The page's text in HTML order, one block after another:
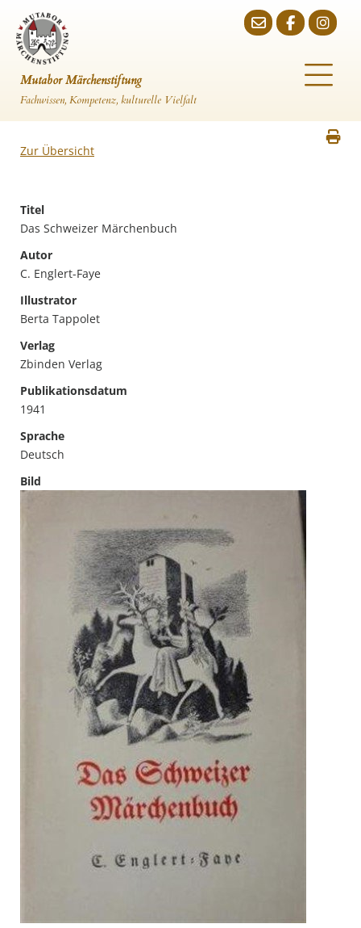
Mutabor Märchenstiftung
Fachwissen, Kompetenz, kulturelle Vielfalt
Zur Übersicht
Titel
Das Schweizer Märchenbuch
Autor
C. Englert-Faye
Illustrator
Berta Tappolet
Verlag
Zbinden Verlag
Publikationsdatum
1941
Sprache
Deutsch
Bild